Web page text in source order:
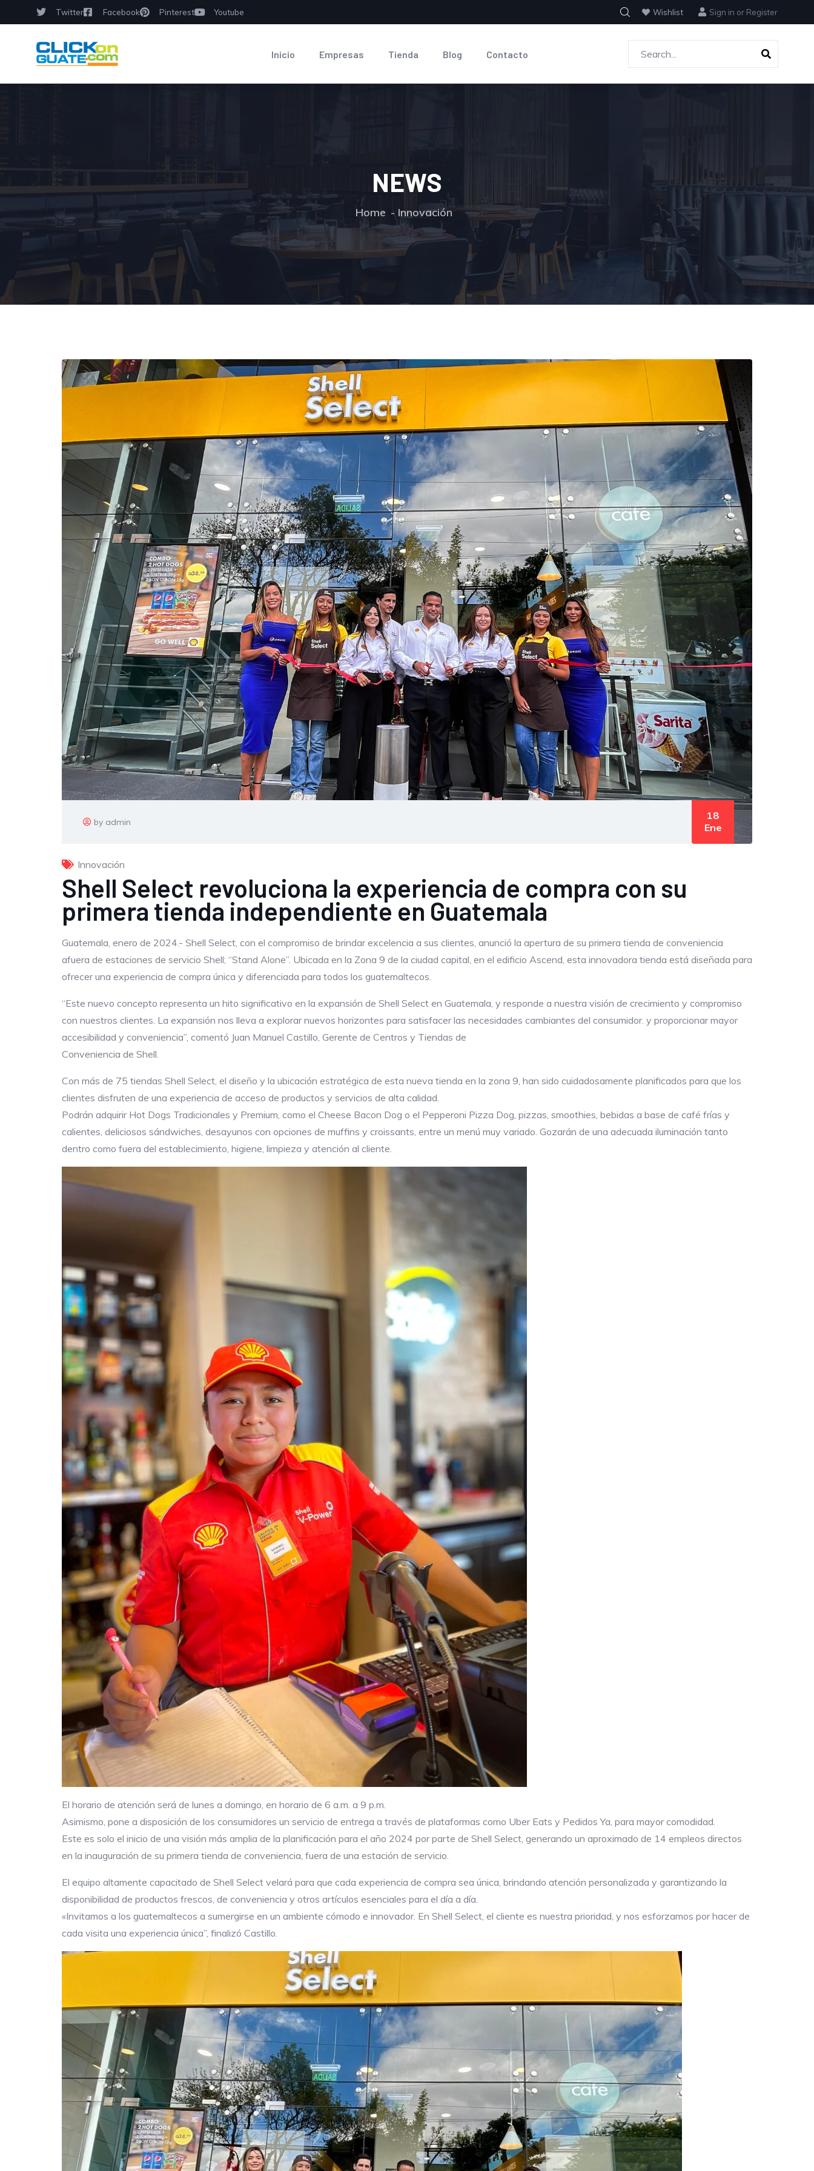
Twitter Facebook Pinterest Youtube Wishlist Sign in or Register
Inicio Empresas Tienda Blog Contacto
NEWS
Home Innovación
by admin
18
Ene
Innovación
Shell Select revoluciona la experiencia de compra con su
primera tienda independiente en Guatemala
Guatemala, enero de 2024.- Shell Select, con el compromiso de brindar excelencia a sus clientes, anunció la apertura de su primera tienda de conveniencia
afuera de estaciones de servicio Shell; “Stand Alone”. Ubicada en la Zona 9 de la ciudad capital, en el edificio Ascend, esta innovadora tienda está diseñada para
ofrecer una experiencia de compra única y diferenciada para todos los guatemaltecos.
“Este nuevo concepto representa un hito significativo en la expansión de Shell Select en Guatemala, y responde a nuestra visión de crecimiento y compromiso
con nuestros clientes. La expansión nos lleva a explorar nuevos horizontes para satisfacer las necesidades cambiantes del consumidor. y proporcionar mayor
accesibilidad y conveniencia”, comentó Juan Manuel Castillo, Gerente de Centros y Tiendas de
Conveniencia de Shell.
Con más de 75 tiendas Shell Select, el diseño y la ubicación estratégica de esta nueva tienda en la zona 9, han sido cuidadosamente planificados para que los
clientes disfruten de una experiencia de acceso de productos y servicios de alta calidad.
Podrán adquirir Hot Dogs Tradicionales y Premium, como el Cheese Bacon Dog o el Pepperoni Pizza Dog, pizzas, smoothies, bebidas a base de café frías y
calientes, deliciosos sándwiches, desayunos con opciones de muffins y croissants, entre un menú muy variado. Gozarán de una adecuada iluminación tanto
dentro como fuera del establecimiento, higiene, limpieza y atención al cliente.
El horario de atención será de lunes a domingo, en horario de 6 a.m. a 9 p.m.
Asimismo, pone a disposición de los consumidores un servicio de entrega a través de plataformas como Uber Eats y Pedidos Ya, para mayor comodidad.
Este es solo el inicio de una visión más amplia de la planificación para el año 2024 por parte de Shell Select, generando un aproximado de 14 empleos directos
en la inauguración de su primera tienda de conveniencia, fuera de una estación de servicio.
El equipo altamente capacitado de Shell Select velará para que cada experiencia de compra sea única, brindando atención personalizada y garantizando la
disponibilidad de productos frescos, de conveniencia y otros artículos esenciales para el día a día.
«Invitamos a los guatemaltecos a sumergirse en un ambiente cómodo e innovador. En Shell Select, el cliente es nuestra prioridad, y nos esforzamos por hacer de
cada visita una experiencia única”, finalizó Castillo.